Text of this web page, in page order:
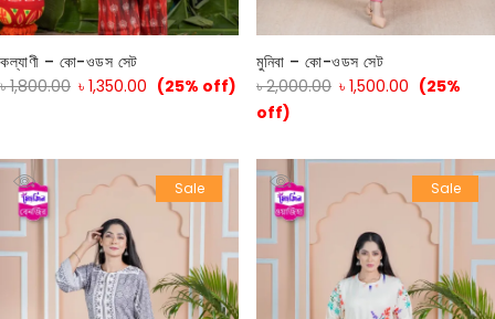
কল্যাণী – কো-ওডস সেট
৳1,800.00 ৳ 1,350.00 (25% off)
মুনিবা – কো-ওডস সেট
৳2,000.00 ৳ 1,500.00 (25%
off)
Sale Sale